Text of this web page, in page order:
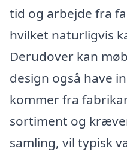
tid og arbejde fra
hvilket naturligvis
Derudover kan
design også have
kommer fra
sortiment og
samling, vil typisk